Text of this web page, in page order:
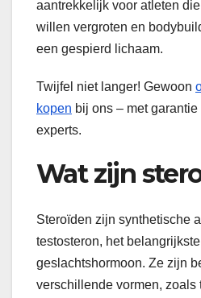
aantrekkelijk voor atleten
willen vergroten en
een gespierd lichaam.
Twijfel niet langer! Gewoon
kopen bij ons – met
experts.
Wat zijn
Steroïden zijn synthetische
testosteron, het
geslachtshormoon. Ze zijn
verschillende vormen, zoals